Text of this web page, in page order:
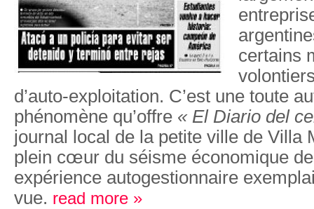
certains
d’auto-exploitation. C’est une toute
phénomène qu’offre « El Diario del
journal local de la petite ville de Villa
plein cœur du séisme économique de
expérience autogestionnaire
vue. read more »